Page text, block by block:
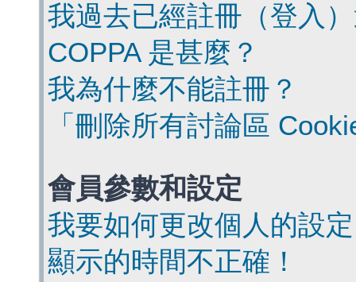
我過去已經註冊（登入
COPPA 是甚麼？
我為什麼不能註冊？
「刪除所有討論區
會員參數和設定
我要如何更改個人的設
顯示的時間不正確！